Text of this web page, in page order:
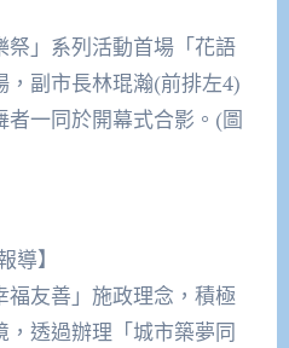
」系列活動首場「花語
副市長林琨瀚(前排左4)
一同於開幕式合影。(圖
導】
友善」施政理念，積極
透過辦理「城市築夢同